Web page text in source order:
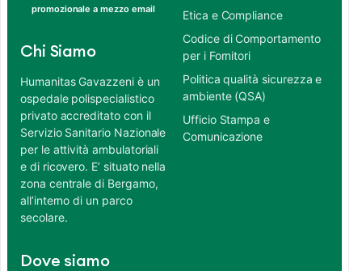
promozionale a mezzo email
Chi Siamo
Humanitas Gavazzeni è un
ospedale polispecialistico
privato accreditato con il
Servizio Sanitario Nazionale
per le attività ambulatoriali
e di ricovero. E’ situato nella
zona centrale di Bergamo,
all’interno di un parco
secolare.
Dove siamo
Etica e Compliance
Codice di Comportamento
per i Fornitori
Politica qualità sicurezza e
ambiente (QSA)
Ufficio Stampa e
Comunicazione